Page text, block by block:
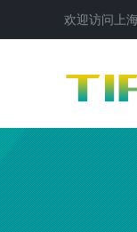
欢迎访问 上